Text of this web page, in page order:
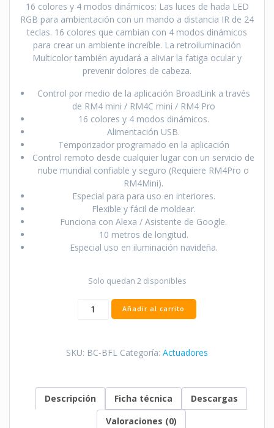
16 colores y 4 modos dinámicos: Las luces de hada LED
RGB para ambientación con un mando a distancia IR de 24
teclas. 16 colores que cambian con 4 modos dinámicos
para crear un ambiente increíble. La retroiluminación
Multicolor también ayudará a aliviar la fatiga ocular y
prevenir dolores de cabeza.
Control por medio de la aplicación BroadLink a través
de RM4 mini / RM4C mini / RM4 Pro
16 colores y 4 modos dinámicos.
Alimentación USB.
Temporizador programado en la aplicación
Control remoto desde cualquier lugar con un servicio de
nube mundial confiable y seguro (Requiere RM4Pro o
RM4Mini).
Especial para para uso en interiores.
Flexible y fácil de moldear.
Funciona con Alexa / Asistente de Google.
10 metros de longitud.
Especial uso en iluminación navideña.
Solo quedan 2 disponibles
Luz
BroadLink
Añadir al carrito
SKU: BC-BFL Categoría: Actuadores
Descripción Ficha técnica
Descargas
Valoraciones (0)